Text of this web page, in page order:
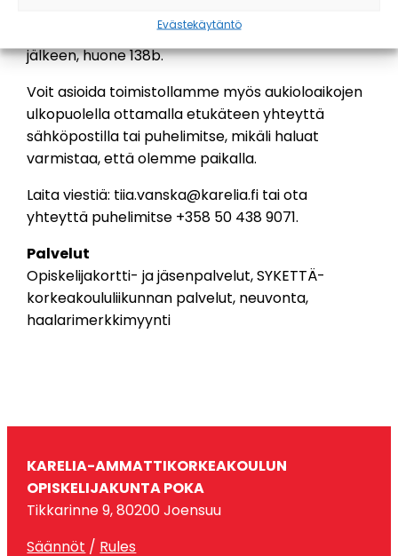
Evästekäytäntö
Löydät toimistomme katutasosta, pääaulan
jälkeen, huone 138b.
Voit asioida toimistollamme myös aukioloaikojen
ulkopuolella ottamalla etukäteen yhteyttä
sähköpostilla tai puhelimitse, mikäli haluat
varmistaa, että olemme paikalla.
Laita viestiä: tiia.vanska@karelia.fi tai ota
yhteyttä puhelimitse +358 50 438 9071.
Palvelut
Opiskelijakortti- ja jäsenpalvelut, SYKETTÄ-
korkeakoululiikunnan palvelut, neuvonta,
haalarimerkkimyynti
KARELIA-AMMATTIKORKEAKOULUN
OPISKELIJAKUNTA POKA
Tikkarinne 9, 80200 Joensuu
Säännöt / Rules